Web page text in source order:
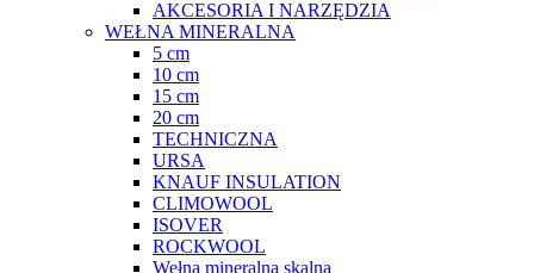
AKCESORIA I NARZĘDZIA
WEŁNA MINERALNA
5 cm
10 cm
15 cm
20 cm
TECHNICZNA
URSA
KNAUF INSULATION
CLIMOWOOL
ISOVER
ROCKWOOL
Wełna mineralna skalna